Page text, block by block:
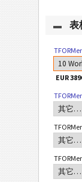
表